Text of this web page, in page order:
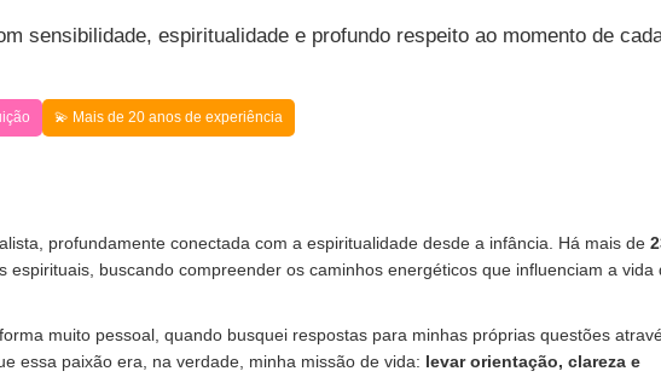
sensibilidade, espiritualidade e profundo respeito ao momento de
💫 Mais de 20 anos de experiência
profundamente conectada com a espiritualidade desde a infância. Há mais de
buscando compreender os caminhos energéticos que influenciam a vida
muito pessoal, quando busquei respostas para minhas próprias questões
essa paixão era, na verdade, minha missão de vida: levar orientação, clareza e